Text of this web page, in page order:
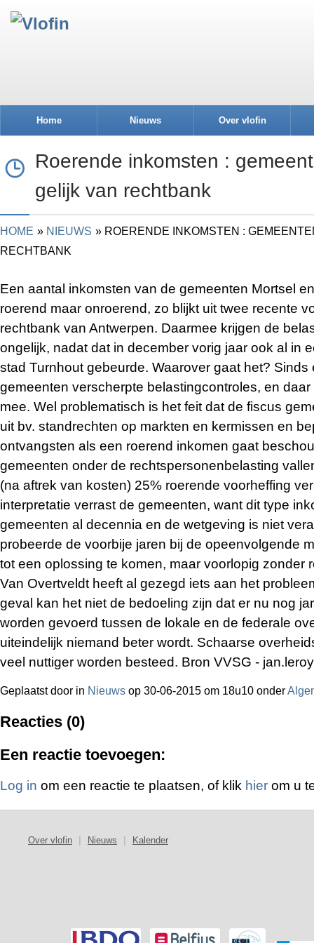
Home Nieuws Over vlofin
Roerende inkomsten :
gelijk van rechtbank
HOME NIEUWS
ROERENDE INKOMSTEN :
RECHTBANK
Een aantal inkomsten van de gemeenten Mortsel
roerend maar onroerend, zo blijkt uit twee recente
rechtbank van Antwerpen. Daarmee krijgen de
ongelijk, nadat dat in december vorig jaar ook al in
stad Turnhout gebeurde. Waarover gaat het? Sinds
gemeenten verscherpte belastingcontroles, en
mee. Wel problematisch is het feit dat de fiscus
uit bv. standrechten op markten en kermissen en
ontvangsten als een roerend inkomen gaat
gemeenten onder de rechtspersonenbelasting
(na aftrek van kosten) 25% roerende voorheffing
interpretatie verrast de gemeenten, want dit type
gemeenten al decennia en de wetgeving is niet
probeerde de voorbije jaren bij de opeenvolgende
tot een oplossing te komen, maar voorlopig zonder
Van Overtveldt heeft al gezegd iets aan het
geval kan het niet de bedoeling zijn dat er nu nog
worden gevoerd tussen de lokale en de federale
uiteindelijk niemand beter wordt. Schaarse
veel nuttiger worden besteed. Bron VVSG -
Geplaatst door in Nieuws op 30-06-2015 om 18u10 onder
Reacties (0)
Een reactie toevoegen:
Log in om een reactie te plaatsen, of klik hier om u
Over vlofin Nieuws Kalender